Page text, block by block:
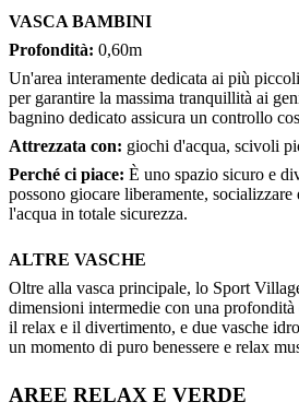
VASCA BAMBINI
Profondità: 0,60m
Un'area interamente dedicata ai più
per garantire la massima tranquillità ai
bagnino dedicato assicura un controllo
Attrezzata con: giochi d'acqua, scivoli
Perché ci piace: È uno spazio sicuro e
possono giocare liberamente,
l'acqua in totale sicurezza.
ALTRE VASCHE
Oltre alla vasca principale, lo Sport
dimensioni intermedie con una
il relax e il divertimento, e due vasche
un momento di puro benessere e relax
AREE RELAX E VERDE